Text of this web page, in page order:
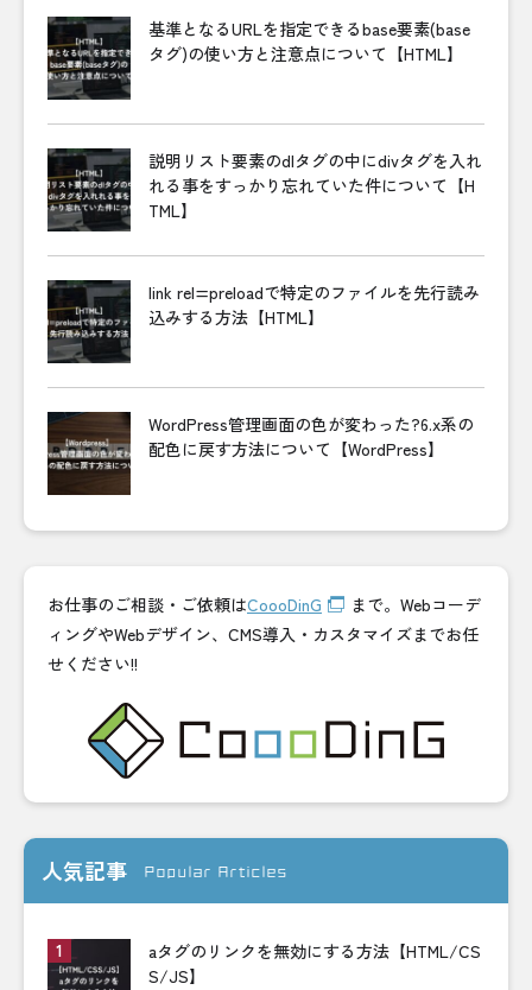
基準となるURLを指定できるbase要素(base
タグ)の使い方と注意点について【HTML】
説明リスト要素のdlタグの中にdivタグを入れ
れる事をすっかり忘れていた件について【H
TML】
link rel=preloadで特定のファイルを先行読み
込みする方法【HTML】
WordPress管理画面の色が変わった?6.x系の
配色に戻す方法について【WordPress】
お仕事のご相談・ご依頼はCoooDinG
まで。Webコーデ
ィングやWebデザイン、CMS導入・カスタマイズまでお任
せください!!
人気記事 Popular Articles
aタグのリンクを無効にする方法【HTML/CS
S/JS】